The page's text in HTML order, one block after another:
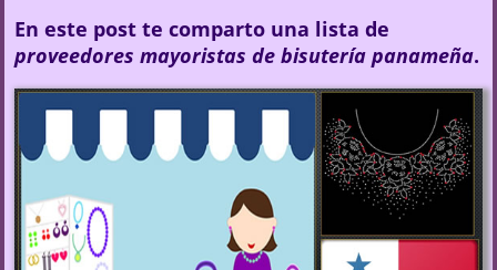
En este post te comparto una lista de
proveedores mayoristas de bisutería panameña.